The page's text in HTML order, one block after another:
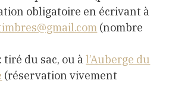
obligatoire en écrivant à
(nombre
: tiré du sac, ou àl’Auberge du
(réservation vivement